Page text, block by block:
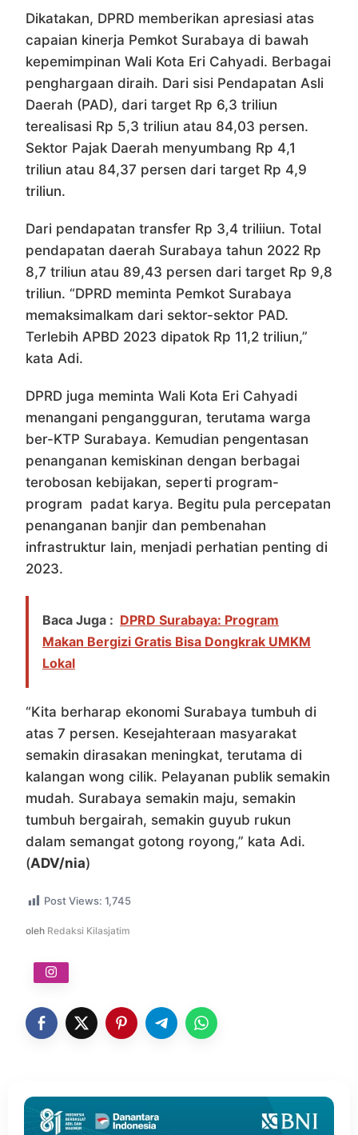
Dikatakan, DPRD memberikan apresiasi atas
capaian kinerja Pemkot Surabaya di bawah
kepemimpinan Wali Kota Eri Cahyadi. Berbagai
penghargaan diraih. Dari sisi Pendapatan Asli
Daerah (PAD), dari target Rp 6,3 triliun
terealisasi Rp 5,3 triliun atau 84,03 persen.
Sektor Pajak Daerah menyumbang Rp 4,1
triliun atau 84,37 persen dari target Rp 4,9
triliun.
Dari pendapatan transfer Rp 3,4 triliiun. Total
pendapatan daerah Surabaya tahun 2022 Rp
8,7 triliun atau 89,43 persen dari target Rp 9,8
triliun. “DPRD meminta Pemkot Surabaya
memaksimalkam dari sektor-sektor PAD.
Terlebih APBD 2023 dipatok Rp 11,2 triliun,”
kata Adi.
DPRD juga meminta Wali Kota Eri Cahyadi
menangani pengangguran, terutama warga
ber-KTP Surabaya. Kemudian pengentasan
penanganan kemiskinan dengan berbagai
terobosan kebijakan, seperti program-
program padat karya. Begitu pula percepatan
penanganan banjir dan pembenahan
infrastruktur lain, menjadi perhatian penting di
2023.
Baca Juga : DPRD Surabaya: Program
Makan Bergizi Gratis Bisa Dongkrak UMKM
Lokal
“Kita berharap ekonomi Surabaya tumbuh di
atas 7 persen. Kesejahteraan masyarakat
semakin dirasakan meningkat, terutama di
kalangan wong cilik. Pelayanan publik semakin
mudah. Surabaya semakin maju, semakin
tumbuh bergairah, semakin guyub rukun
dalam semangat gotong royong,” kata Adi.
(ADV/nia)
Post Views: 1,745
oleh Redaksi Kilasjatim